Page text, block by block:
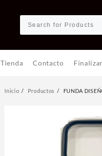
Tienda Contacto
Inicio Productos FUNDA